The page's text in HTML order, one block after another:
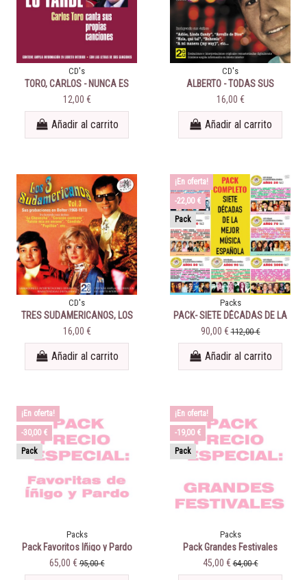
CD's
TORO, CARLOS - NUNCA ES
TARDE
12,00 €
Añadir al carrito
CD's
ALBERTO - TODAS SUS
GRABACIONES EN BELTER
(1965-1971)
16,00 €
Añadir al carrito
CD's
TRES SUDAMERICANOS, LOS
- Vol. 3
16,00 €
Añadir al carrito
¡En oferta!
-22,00 €
Pack
Packs
PACK- SIETE DÉCADAS DE LA
MEJOR MÚSICA ESPAÑOLA -
VOLS. 1 AL 7 - PACK
90,00 €112,00 €
Añadir al carrito
¡En oferta!
-30,00 €
Pack
Packs
Pack Favoritos Iñigo y Pardo
(5 CDs a elegir)
65,00 €95,00 €
¡En oferta!
-19,00 €
Pack
Packs
Pack Grandes Festivales
45,00 €64,00 €